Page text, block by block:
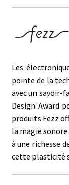
Les
pointe de la
avec un savoir-
Design Award
produits Fezz
la magie
à une richesse
cette plasticité